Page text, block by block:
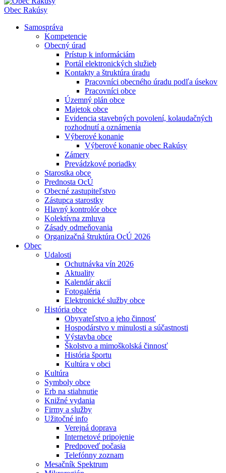
Obec Rakúsy
Samospráva
Kompetencie
Obecný úrad
Prístup k informáciám
Portál elektronických služieb
Kontakty a štruktúra úradu
Pracovníci obecného úradu podľa úsekov
Pracovníci obce
Územný plán obce
Majetok obce
Evidencia stavebných povolení, kolaudačných
rozhodnutí a oznámenia
Výberové konanie
Výberové konanie obec Rakúsy
Zámery
Prevádzkové poriadky
Starostka obce
Prednosta OcÚ
Obecné zastupiteľstvo
Zástupca starostky
Hlavný kontrolór obce
Kolektívna zmluva
Zásady odmeňovania
Organizačná štruktúra OcÚ 2026
Obec
Udalosti
Ochutnávka vín 2026
Aktuality
Kalendár akcií
Fotogaléria
Elektronické služby obce
História obce
Obyvateľstvo a jeho činnosť
Hospodárstvo v minulosti a súčastnosti
Výstavba obce
Školstvo a mimoškolská činnosť
História športu
Kultúra v obci
Kultúra
Symboly obce
Erb na stiahnutie
Knižné vydania
Firmy a služby
Užitočné info
Verejná doprava
Internetové pripojenie
Predpoveď počasia
Telefónny zoznam
Mesačník Spektrum